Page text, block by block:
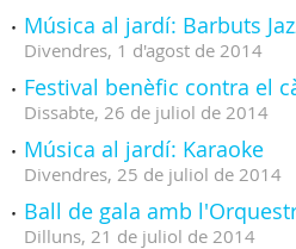
Música al jardí: Barbuts
Divendres, 1 d'agost de 2014
Festival benèfic contra el
Dissabte, 26 de juliol de 2014
Música al jardí: Karaoke
Divendres, 25 de juliol de 2014
Ball de gala amb
Dilluns, 21 de juliol de 2014